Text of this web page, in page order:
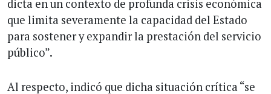
dicta en un contexto de profunda crisis económica
que limita severamente la capacidad del Estado
para sostener y expandir la prestación del servicio
público”.
Al respecto, indicó que dicha situación crítica “se